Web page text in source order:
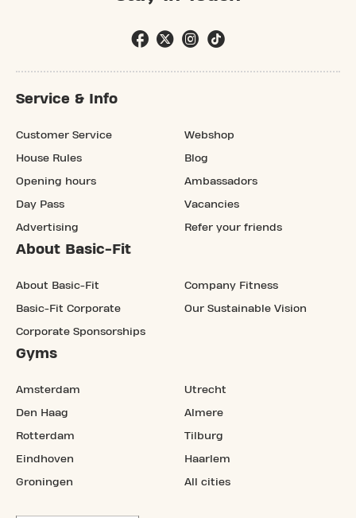
Service & Info
Customer Service
House Rules
Opening hours
Day Pass
Advertising
Webshop
Blog
Ambassadors
Vacancies
Refer your friends
About Basic-Fit
About Basic-Fit
Basic-Fit Corporate
Corporate Sponsorships
Company Fitness
Our Sustainable Vision
Gyms
Amsterdam
Den Haag
Rotterdam
Eindhoven
Groningen
Utrecht
Almere
Tilburg
Haarlem
All cities